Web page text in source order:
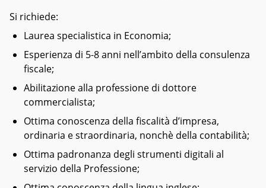
Si richiede:
Laurea specialistica in Economia;
Esperienza di 5-8 anni nell’ambito della consulenza
fiscale;
Abilitazione alla professione di dottore
commercialista;
Ottima conoscenza della fiscalità d’impresa,
ordinaria e straordinaria, nonchè della contabilità;
Ottima padronanza degli strumenti digitali al
servizio della Professione;